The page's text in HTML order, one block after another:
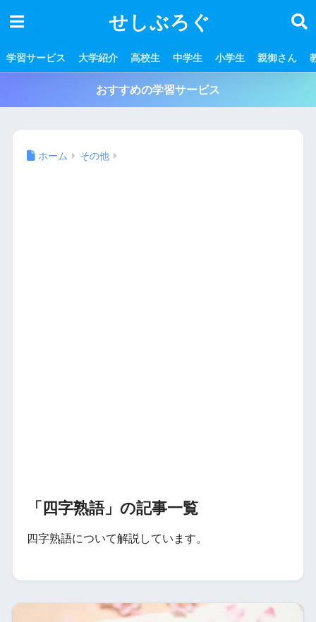
せしぶろぐ
学習サービス 大学紹介 高校生 中学生 小学生 親御さん
おすすめの学習サービス
ホーム その他
「四字熟語」の記事一覧
四字熟語について解説しています。